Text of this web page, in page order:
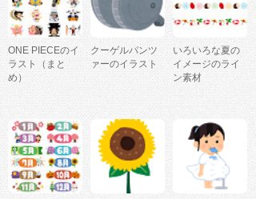
ONE PIECEのイ
ラスト（まと
め）
クーゲルパンツ
ァーのイラスト
いろいろな夏の
イメージのライ
ン素材